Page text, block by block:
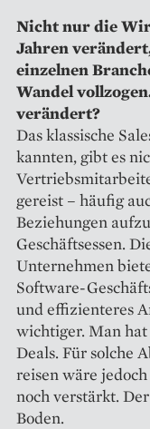
Nicht nur die
Jahren
einzelnen
Wandel
verändert?
Das klassische
kannten, gibt es
gereist – häufig
Beziehungen
Geschäftsessen.
Unternehmen
Software-
und effizien­teres
wichtiger. Man
Deals. Für solche
reisen wäre
noch verstärkt.
Boden.